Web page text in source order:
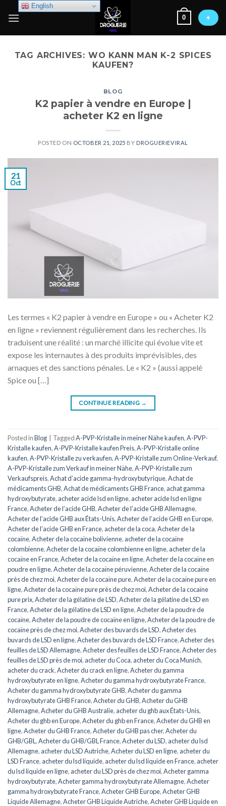
0 +
TAG ARCHIVES: WO KANN MAN K-2 SPICES
KAUFEN?
BLOG
K2 papier à vendre en Europe |
acheter K2 en ligne
POSTED ON OCTOBER 21, 2025 BY DROGUERIEVIRAL
21
Oct
Les termes « K2 papier à vendre en Europe » ou « Acheter K2
en ligne » reviennent régulièrement dans les recherches. Ils
traduisent une réalité : un marché illicite qui évolue vite et
expose les internautes à des produits imprévisibles, des
arnaques et des sanctions pénales. Le « K2 » (aussi appelé
Spice ou […]
CONTINUE READING →
Posted inBlog TaggedA-PVP-Kristalle in meiner Nähe kaufen,A-PVP-
Kristalle kaufen,A-PVP-Kristalle kaufen Preis,A-PVP-Kristalle online
kaufen,A-PVP-Kristalle zu verkaufen,A-PVP-Kristalle zum Online-Verkauf,
A-PVP-Kristalle zum Verkauf in meiner Nähe,A-PVP-Kristalle zum
Verkaufspreis,Achat d’acide gamma-hydroxybutyrique,Achat de
médicaments GHB,Achat de médicaments GHB France, achat gamma
hydroxybutyrate, acheter acide lsd en ligne, acheter acide lsd en ligne
France,Acheter de l’acide GHB,Acheter de l’acide GHB Allemagne,
Acheter de l’acide GHB aux États-Unis,Acheter de l’acide GHB en Europe,
Acheter de l’acide GHB en France, acheter de la coca,Acheter de la
cocaïne,Acheter de la cocaïne bolivienne, acheter de la cocaïne
colombienne,Acheter de la cocaïne colombienne en ligne, acheter de la
cocaïne en France,Acheter de la cocaïne en ligne,Acheter de la cocaïne en
poudre en ligne,Acheter de la cocaïne péruvienne,Acheter de la cocaïne
près de chez moi,Acheter de la cocaïne pure,Acheter de la cocaïne pure en
ligne,Acheter de la cocaïne pure près de chez moi,Acheter de la cocaïne
pure prix,Acheter de la gélatine de LSD,Acheter de la gélatine de LSD en
France,Acheter de la gélatine de LSD en ligne,Acheter de la poudre de
cocaïne,Acheter de la poudre de cocaïne en ligne,Acheter de la poudre de
cocaïne près de chez moi,Acheter des buvards de LSD,Acheter des
buvards de LSD en ligne,Acheter des buvards de LSD France,Acheter des
feuilles de LSD Allemagne,Acheter des feuilles de LSD France,Acheter des
feuilles de LSD près de moi, acheter du Coca, acheter du Coca Munich,
acheter du crack,Acheter du crack en ligne,Acheter du gamma
hydroxybutyrate en ligne,Acheter du gamma hydroxybutyrate France,
Acheter du gamma hydroxybutyrate GHB,Acheter du gamma
hydroxybutyrate GHB France,Acheter du GHB,Acheter du GHB
Allemagne,Acheter du GHB Australie, acheter du ghb aux États-Unis,
Acheter du ghb en Europe,Acheter du ghb en France,Acheter du GHB en
ligne,Acheter du GHB France,Acheter du GHB pas cher,Acheter du
GHB/GBL ,Acheter du GHB/GBL France,Acheter du LSD, acheter du lsd
Allemagne, acheter du LSD Autriche,Acheter du LSD en ligne, acheter du
LSD France, acheter du lsd liquide, acheter du lsd liquide en France, acheter
du lsd liquide en ligne, acheter du LSD près de chez moi,Acheter gamma
hydroxybutyrate,Acheter gamma hydroxybutyrate Allemagne,Acheter
gamma hydroxybutyrate France,Acheter GHB Europe,Acheter GHB
Liquide Allemagne,Acheter GHB Liquide Autriche,Acheter GHB Liquide en
English